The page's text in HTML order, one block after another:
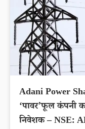
Adani Power
‘पावर’फूल
निवेशक – NSE: